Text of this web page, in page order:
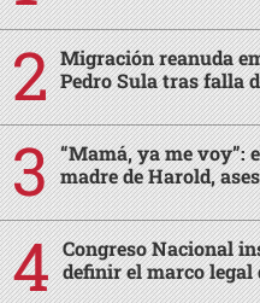
Migración reanuda
Pedro Sula tras falla
“Mamá, ya me voy”:
madre de Harold,
Congreso Nacional
definir el marco